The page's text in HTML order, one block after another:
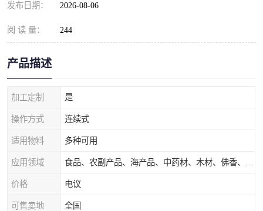
发布日期： 2026-08-06
阅 读 量： 244
产品描述
加工定制 是
操作方式 连续式
适用物料 多种可用
应用领域
价格 电议
可售卖地 全国